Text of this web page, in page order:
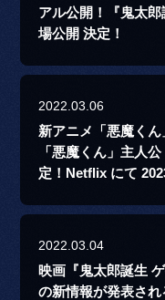
アル公開！『鬼太
場公開 決定！
2022.03.06
新アニメ「悪魔くん
「悪魔くん」主人
定！Netflix にて
2022.03.04
映画『鬼太郎誕生
の新情報が発表さ